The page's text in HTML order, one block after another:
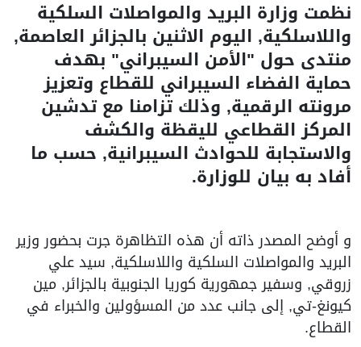
نظمت وزارة البريد والمواصلات السلكية
واللاسلكية, اليوم الاثنين بالجزائر العاصمة,
منتدى حول "الأمن السيبراني" بهدف
حماية الفضاء السيبراني للقطاع وتعزيز
مرونته الرقمية, وذلك تزامنا مع تدشين
المركز القطاعي لليقظة والكشف
والاستجابة للحوادث السيبرانية, حسب ما
أفاد به بيان للوزارة.
و أوضح المصدر ذاته أن هذه التظاهرة جرت بحضور وزير
البريد والمواصلات السلكية واللاسلكية, سيد علي
زروقي, وسفير جمهورية كوريا الجنوبية بالجزائر, مين
كيونغ-تي, إلى جانب عدد من المسؤولين والخبراء في
القطاع.